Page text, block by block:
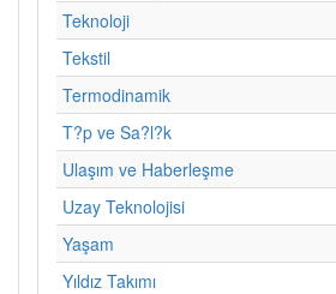
Teknoloji
Tekstil
Termodinamik
T?p ve Sa?l?k
Ulaşım ve Haberleşme
Uzay Teknolojisi
Yaşam
Yıldız Takımı